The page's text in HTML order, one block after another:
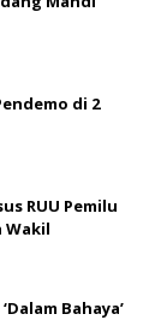
di 2
RUU Pemilu
Wakil
Bahaya’